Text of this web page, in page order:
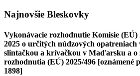
Najnovšie Bleskovky
Vykonávacie rozhodnutie Komisie (EÚ)
2025 o určitých núdzových opatreniach
slintačkou a krívačkou v Maďarsku a o
rozhodnutia (EÚ) 2025/496 [oznámené
1898]